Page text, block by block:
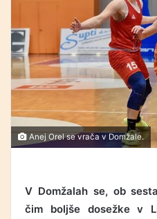
Anej Orel se vrača v Domžale.
V Domžalah se, ob
čim boljše dosežke v